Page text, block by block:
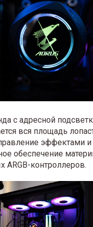
с адресной
вся площадь
эффектами
обеспечение
ARGB-контроллеров.